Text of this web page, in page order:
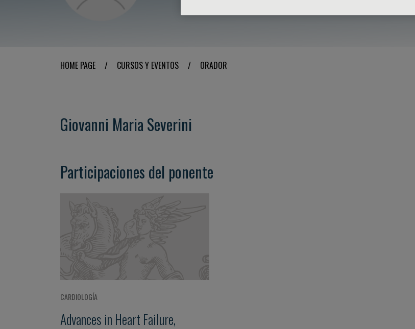
HOME PAGE / CURSOS Y EVENTOS / ORADOR
Giovanni Maria Severini
Participaciones del ponente
CARDIOLOGÍA
Advances in Heart Failure,